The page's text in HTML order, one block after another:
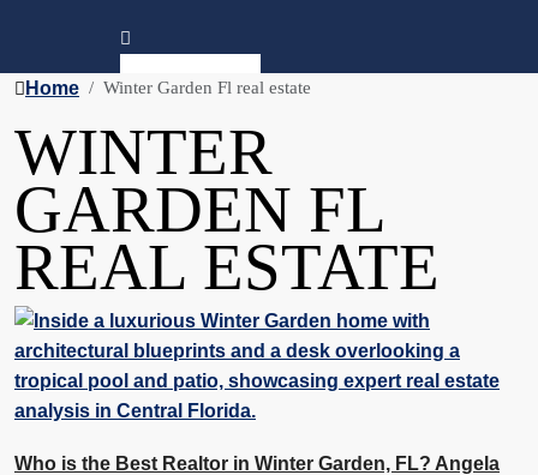
Home Winter Garden Fl real estate
WINTER
GARDEN FL
REAL ESTATE
Who is the Best Realtor in Winter Garden, FL? Angela